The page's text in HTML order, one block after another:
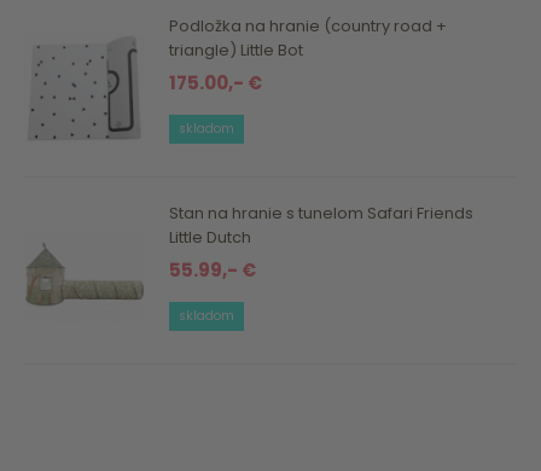
Podložka na hranie (country road +
triangle) Little Bot
175.00,- €
skladom
Stan na hranie s tunelom Safari Friends
Little Dutch
55.99,- €
skladom